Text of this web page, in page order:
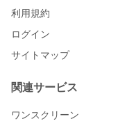
利用規約
ログイン
サイトマップ
関連サービス
ワンスクリーン